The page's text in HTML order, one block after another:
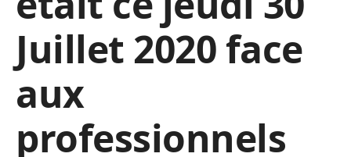
Juillet 2020 face
aux
professionnels